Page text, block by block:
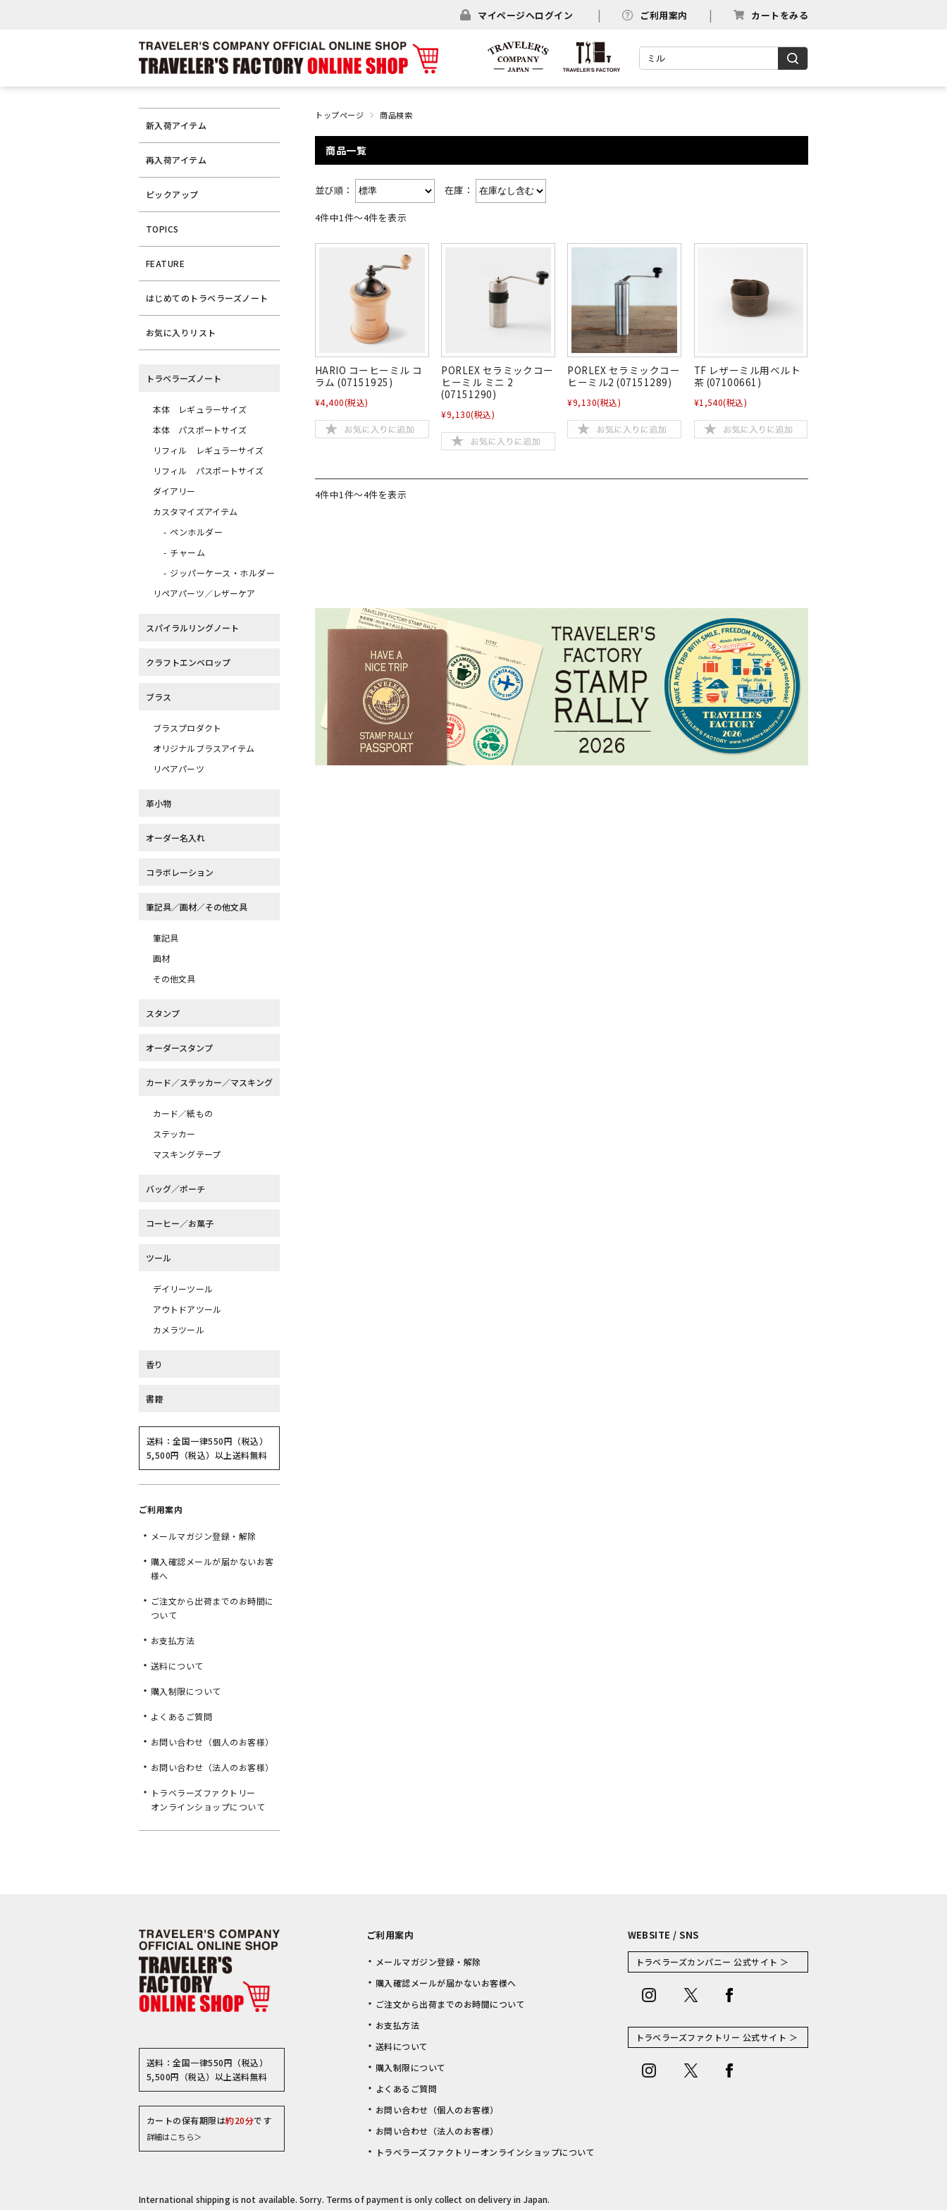
マイページへログイン ご利用案内 カートをみる
トップページ 商品検索
商品一覧
並び順： 在庫：
4件中1件～4件を表示
HARIO コーヒーミル コ
ラム (07151925)
¥4,400(税込)
PORLEX セラミックコー
ヒーミル ミニ 2
(07151290)
¥9,130(税込)
PORLEX セラミックコー
ヒーミル2 (07151289)
¥9,130(税込)
TF レザーミル用ベルト
茶 (07100661)
¥1,540(税込)
4件中1件～4件を表示
新入荷アイテム
再入荷アイテム
ピックアップ
TOPICS
FEATURE
はじめてのトラベラーズノート
お気に入りリスト
トラベラーズノート
本体 レギュラーサイズ
本体 パスポートサイズ
リフィル レギュラーサイズ
リフィル パスポートサイズ
ダイアリー
カスタマイズアイテム
ペンホルダー
チャーム
ジッパーケース・ホルダー
リペアパーツ／レザーケア
スパイラルリングノート
クラフトエンベロップ
ブラス
ブラスプロダクト
オリジナルブラスアイテム
リペアパーツ
革小物
オーダー名入れ
コラボレーション
筆記具／画材／その他文具
筆記具
画材
その他文具
スタンプ
オーダースタンプ
カード／ステッカー／マスキング
カード／紙もの
ステッカー
マスキングテープ
バッグ／ポーチ
コーヒー／お菓子
ツール
デイリーツール
アウトドアツール
カメラツール
香り
書籍
送料：全国一律550円（税込）
5,500円（税込）以上送料無料
ご利用案内
メールマガジン登録・解除
購入確認メールが届かないお客
様へ
ご注文から出荷までのお時間に
ついて
お支払方法
送料について
購入制限について
よくあるご質問
お問い合わせ（個人のお客様）
お問い合わせ（法人のお客様）
トラベラーズファクトリー
オンラインショップについて
送料：全国一律550円（税込）
5,500円（税込）以上送料無料
カートの保有期限は約20分です
詳細はこちら＞
ご利用案内
メールマガジン登録・解除
購入確認メールが届かないお客様へ
ご注文から出荷までのお時間について
お支払方法
送料について
購入制限について
よくあるご質問
お問い合わせ（個人のお客様）
お問い合わせ（法人のお客様）
トラベラーズファクトリーオンラインショップについて
WEBSITE / SNS
トラベラーズカンパニー 公式サイト ＞
トラベラーズファクトリー 公式サイト ＞
International shipping is not available. Sorry. Terms of payment is only collect on delivery in Japan.